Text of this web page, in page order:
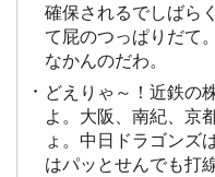
確保されるでしばら
て屁のつっぱりだて
なかんのだわ。
どえりゃ～！近鉄の
よ。大阪、南紀、京
ょ。中日ドラゴンズ
はパッとせんでも打